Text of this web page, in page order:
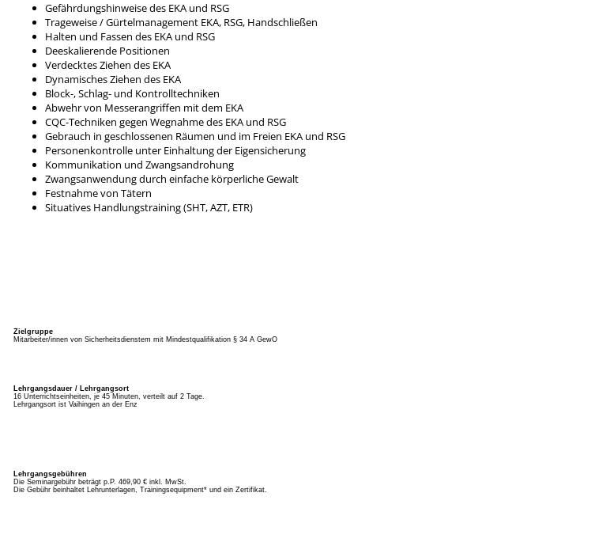
Gefährdungshinweise des EKA und RSG
Trageweise / Gürtelmanagement EKA, RSG, Handschließen
Halten und Fassen des EKA und RSG
Deeskalierende Positionen
Verdecktes Ziehen des EKA
Dynamisches Ziehen des EKA
Block-, Schlag- und Kontrolltechniken
Abwehr von Messerangriffen mit dem EKA
CQC-Techniken gegen Wegnahme des EKA und RSG
Gebrauch in geschlossenen Räumen und im Freien EKA und RSG
Personenkontrolle unter Einhaltung der Eigensicherung
Kommunikation und Zwangsandrohung
Zwangsanwendung durch einfache körperliche Gewalt
Festnahme von Tätern
Situatives Handlungstraining (SHT, AZT, ETR)
Zielgruppe
Mitarbeiter/innen von Sicherheitsdienstem mit Mindestqualifikation § 34 A GewO
Lehrgangsdauer / Lehrgangsort
16 Unterrichtseinheiten, je 45 Minuten, verteilt auf 2 Tage.
Lehrgangsort ist Vaihingen an der Enz
Lehrgangsgebühren
Die Seminargebühr beträgt p.P. 469,90 € inkl. MwSt.
Die Gebühr beinhaltet Lehrunterlagen, Trainingsequipment* und ein Zertifikat.